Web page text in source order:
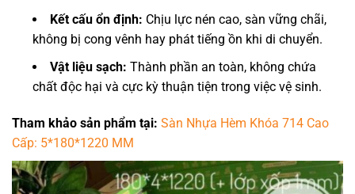
Kết cấu ổn định: Chịu lực nén cao, sàn vững chãi,
không bị cong vênh hay phát tiếng ồn khi di chuyển.
Vật liệu sạch: Thành phần an toàn, không chứa
chất độc hại và cực kỳ thuận tiện trong việc vệ sinh.
Tham khảo sản phẩm tại: Sàn Nhựa Hèm Khóa 714 Cao
Cấp: 5*180*1220 MM